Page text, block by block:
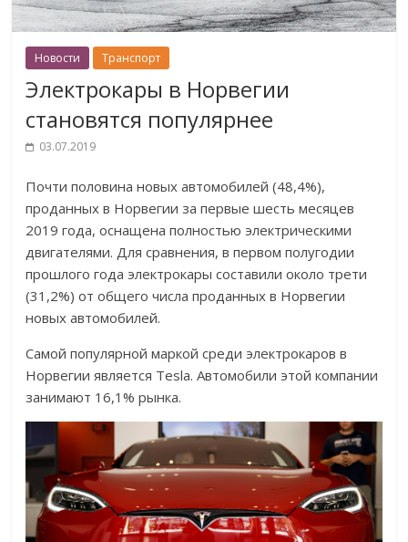
Новости Транспорт
Электрокары в Норвегии
становятся популярнее
03.07.2019
Почти половина новых автомобилей (48,4%),
проданных в Норвегии за первые шесть месяцев
2019 года, оснащена полностью электрическими
двигателями. Для сравнения, в первом полугодии
прошлого года электрокары составили около трети
(31,2%) от общего числа проданных в Норвегии
новых автомобилей.
Самой популярной маркой среди электрокаров в
Норвегии является Tesla. Автомобили этой компании
занимают 16,1% рынка.